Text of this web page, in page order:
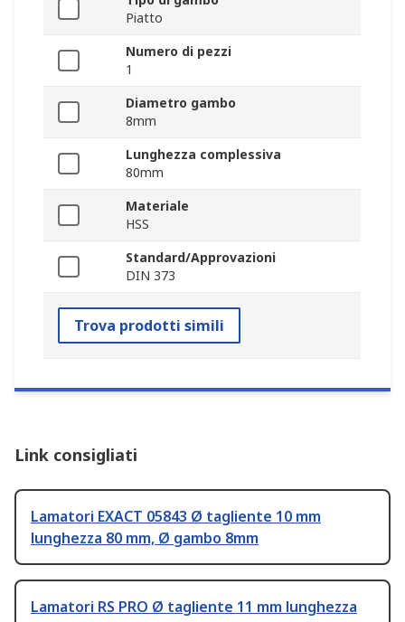
Piatto
Numero di pezzi
1
Diametro gambo
8mm
Lunghezza complessiva
80mm
Materiale
HSS
Standard/Approvazioni
DIN 373
Trova prodotti simili
Link consigliati
Lamatori EXACT 05843 Ø tagliente 10 mm
lunghezza 80 mm, Ø gambo 8mm
Lamatori RS PRO Ø tagliente 11 mm lunghezza